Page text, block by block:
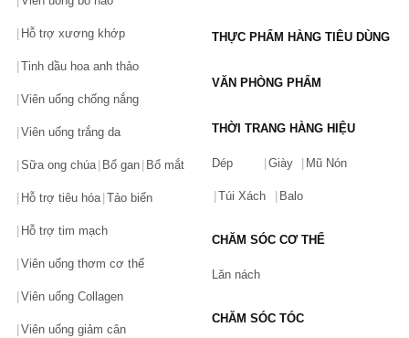
Hỗ trợ xương khớp
Tinh dầu hoa anh thảo
Viên uống chống nắng
Viên uống trắng da
Sữa ong chúa Bổ gan Bổ mắt
Hỗ trợ tiêu hóa Tảo biển
Hỗ trợ tim mạch
Viên uống thơm cơ thể
Viên uống Collagen
Viên uống giảm cân
THỰC PHẨM HÀNG TIÊU DÙNG
VĂN PHÒNG PHẨM
THỜI TRANG HÀNG HIỆU
Dép Giày Mũ Nón
Túi Xách Balo
CHĂM SÓC CƠ THỂ
Lăn nách
CHĂM SÓC TÓC